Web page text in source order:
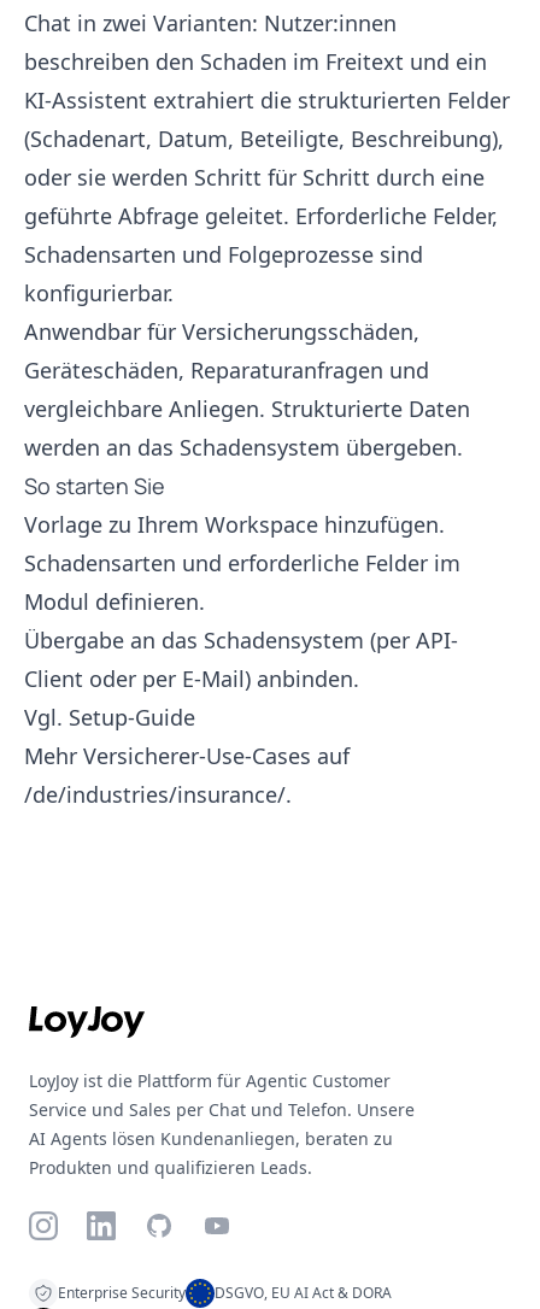
Chat in zwei Varianten: Nutzer:innen
beschreiben den Schaden im Freitext und ein
KI-Assistent extrahiert die strukturierten Felder
(Schadenart, Datum, Beteiligte, Beschreibung),
oder sie werden Schritt für Schritt durch eine
geführte Abfrage geleitet. Erforderliche Felder,
Schadensarten und Folgeprozesse sind
konfigurierbar.
Anwendbar für Versicherungsschäden,
Geräteschäden, Reparaturanfragen und
vergleichbare Anliegen. Strukturierte Daten
werden an das Schadensystem übergeben.
So starten Sie
Vorlage zu Ihrem Workspace hinzufügen.
Schadensarten und erforderliche Felder im
Modul definieren.
Übergabe an das Schadensystem (per API-
Client oder per E-Mail) anbinden.
Vgl. Setup-Guide
Mehr Versicherer-Use-Cases auf
/de/industries/insurance/.
LoyJoy ist die Plattform für Agentic Customer
Service und Sales per Chat und Telefon. Unsere
AI Agents lösen Kundenanliegen, beraten zu
Produkten und qualifizieren Leads.
InstagramLinkedInGitHubYouTube
Enterprise Security
DSGVO, EU AI Act & DORA